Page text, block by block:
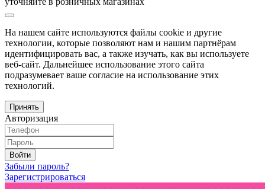
На нашем сайте используются файлы cookie и другие
технологии, которые позволяют нам и нашим партнёрам
идентифицировать вас, а также изучать, как вы используете
веб-сайт. Дальнейшее использование этого сайта
подразумевает ваше согласие на использование этих
технологий.
Принять
Авторизация
Войти
Забыли пароль?
Зарегистрироваться